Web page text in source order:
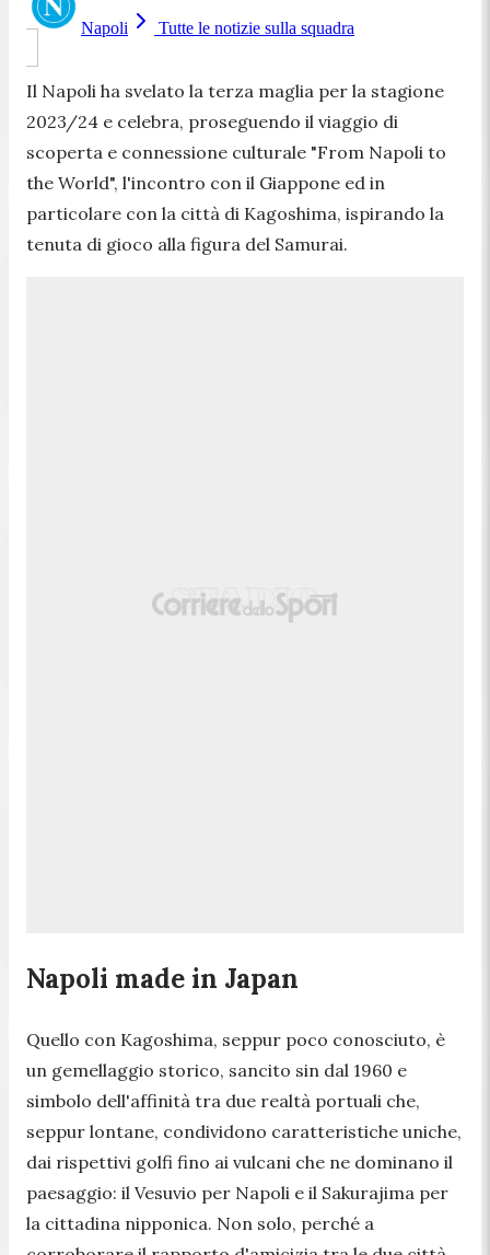
Napoli Tutte le notizie sulla squadra
Il Napoli ha svelato la terza maglia per la stagione
2023/24 e celebra, proseguendo il viaggio di
scoperta e connessione culturale "From Napoli to
the World", l'incontro con il Giappone ed in
particolare con la città di Kagoshima, ispirando la
tenuta di gioco alla figura del Samurai.
Napoli made in Japan
Quello con Kagoshima, seppur poco conosciuto, è
un gemellaggio storico, sancito sin dal 1960 e
simbolo dell'affinità tra due realtà portuali che,
seppur lontane, condividono caratteristiche uniche,
dai rispettivi golfi fino ai vulcani che ne dominano il
paesaggio: il Vesuvio per Napoli e il Sakurajima per
la cittadina nipponica. Non solo, perché a